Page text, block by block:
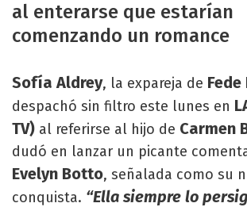
al enterarse que estarían
comenzando un romance
Sofía Aldrey, la expareja de Fede
despachó sin filtro este lunes en
TV) al referirse al hijo de Carmen
dudó en lanzar un picante
Evelyn Botto, señalada como su
conquista. “Ella siempre lo